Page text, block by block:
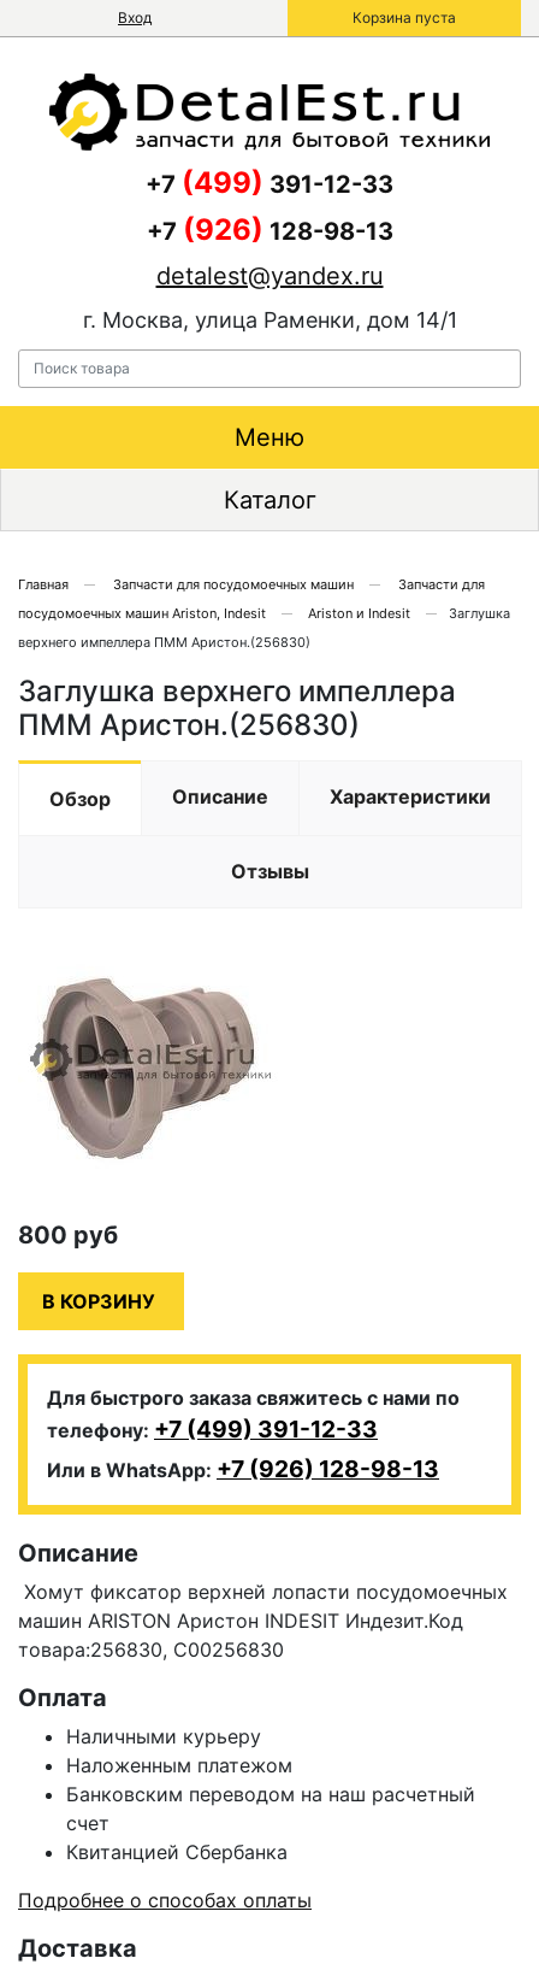
Вход Корзина пуста
+7 (499) 391-12-33
+7 (926) 128-98-13
detalest@yandex.ru
г. Москва, улица Раменки, дом 14/1
Меню
Каталог
Главная Запчасти для посудомоечных машин
Запчасти для
посудомоечных машин Ariston, Indesit
Ariston и Indesit
Заглушка
верхнего импеллера ПММ Аристон.(256830)
Заглушка верхнего импеллера
ПММ Аристон.(256830)
Обзор Описание Характеристики
Отзывы
800 руб
Для быстрого заказа свяжитесь с нами по
телефону: +7 (499) 391-12-33
Или в WhatsApp: +7 (926) 128-98-13
Описание
Хомут фиксатор верхней лопасти посудомоечных
машин ARISTON Аристон INDESIT Индезит.Код
товара:256830, C00256830
Оплата
Наличными курьеру
Наложенным платежом
Банковским переводом на наш расчетный
счет
Квитанцией Сбербанка
Подробнее о способах оплаты
Доставка